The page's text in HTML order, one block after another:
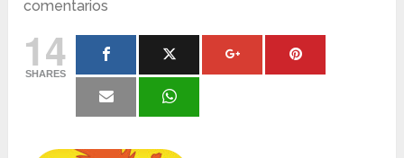
comentarios
14
SHARES